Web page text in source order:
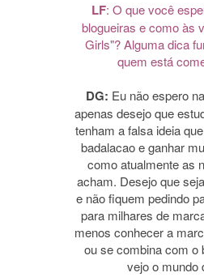
LF: O que você
blogueiras e como às
Girls"? Alguma dica
quem está
DG: Eu não espero
apenas desejo que
tenham a falsa ideia
badalacao e ganhar
como atualmente as
acham. Desejo que
e não fiquem pedindo
para milhares de
menos conhecer a
ou se combina com o
vejo o mundo